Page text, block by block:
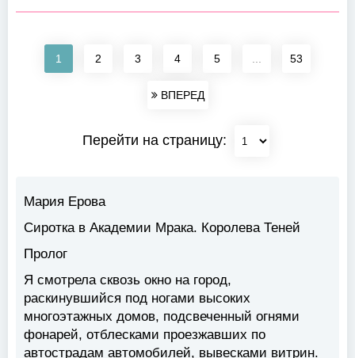
1 2 3 4 5 ... 53
ВПЕРЕД
Перейти на страницу:
Мария Ерова
Сиротка в Академии Мрака. Королева Теней
Пролог
Я смотрела сквозь окно на город,
раскинувшийся под ногами высоких
многоэтажных домов, подсвеченный огнями
фонарей, отблесками проезжавших по
автострадам автомобилей, вывесками витрин.